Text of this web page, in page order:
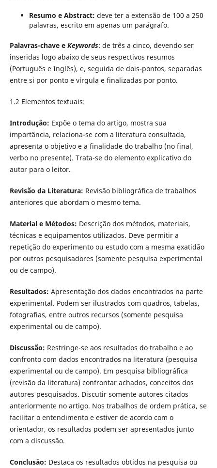
Resumo e Abstract: deve ter a extensão de 100 a 250
palavras, escrito em apenas um parágrafo.
Palavras-chave eKeywords: de três a cinco, devendo ser
inseridas logo abaixo de seus respectivos resumos
(Português e Inglês), e, seguida de dois-pontos, separadas
entre si por ponto e vírgula e finalizadas por ponto.
1.2 Elementos textuais:
Introdução: Expõe o tema do artigo, mostra sua
importância, relaciona-se com a literatura consultada,
apresenta o objetivo e a finalidade do trabalho (no final,
verbo no presente). Trata-se do elemento explicativo do
autor para o leitor.
Revisão da Literatura: Revisão bibliográfica de trabalhos
anteriores que abordam o mesmo tema.
Material e Métodos: Descrição dos métodos, materiais,
técnicas e equipamentos utilizados. Deve permitir a
repetição do experimento ou estudo com a mesma exatidão
por outros pesquisadores (somente pesquisa experimental
ou de campo).
Resultados: Apresentação dos dados encontrados na parte
experimental. Podem ser ilustrados com quadros, tabelas,
fotografias, entre outros recursos (somente pesquisa
experimental ou de campo).
Discussão: Restringe-se aos resultados do trabalho e ao
confronto com dados encontrados na literatura (pesquisa
experimental ou de campo). Em pesquisa bibliográfica
(revisão da literatura) confrontar achados, conceitos dos
autores pesquisados. Discutir somente autores citados
anteriormente no artigo. Nos trabalhos de ordem prática, se
facilitar o entendimento e estiver de acordo com o
orientador, os resultados podem ser apresentados junto
com a discussão.
Conclusão: Destaca os resultados obtidos na pesquisa ou